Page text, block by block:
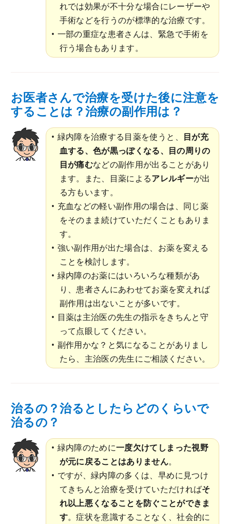
れでは効果が不十分な場合にレーザーや
手術などを行うのが標準的な治療です。
一部の重症な患者さんは、緊急で手術を
行う場合もあります。
お医者さんで治療を受けた後に注意を
することは？治療の副作用は？
緑内障を治療する目薬を使うと、 目が充
血する、色が黒っぽくなる、目の周りの
目が痛むなどの副作用が出ることがあり
ます。また、目薬によるアレルギーが出
る方もいます。
充血などの軽い副作用の場合は、同じ薬
をそのまま続けていただくこともありま
す。
強い副作用が出た場合は、お薬を変える
ことを検討します。
緑内障のお薬にはいろいろな種類があ
り、患者さんにあわせてお薬を変えれば
副作用は出ないことが多いです。
目薬は主治医の先生の指示をきちんと守
って点眼してください。
副作用かな？と気になることがありまし
たら、主治医の先生にご相談ください。
治るの？治るとしたらどのくらいで
治るの？
緑内障のために一度欠けてしまった視野
が元に戻ることはありません。
ですが、緑内障の多くは、早めに見つけ
てきちんと治療を受けていただければそ
れ以上悪くなることを防ぐことができま
す。症状を意識することなく、社会的に